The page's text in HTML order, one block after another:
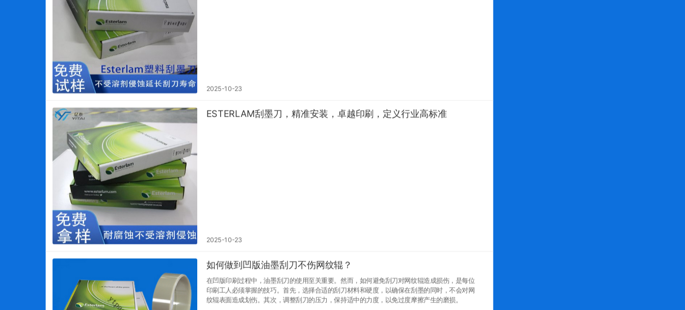
2025-10-23
ESTERLAM刮墨刀，精准安装，卓越印刷，定义行业高标准
2025-10-23
如何做到凹版油墨刮刀不伤网纹辊？
在凹版印刷过程中，油墨刮刀的使用至关重要。然而，如何避免刮刀对网纹辊造成损伤，是每位
印刷工人必须掌握的技巧。首先，选择合适的刮刀材料和硬度，以确保在刮墨的同时，不会对网
纹辊表面造成划伤。其次，调整刮刀的压力，保持适中的力度，以免过度摩擦产生的磨损。